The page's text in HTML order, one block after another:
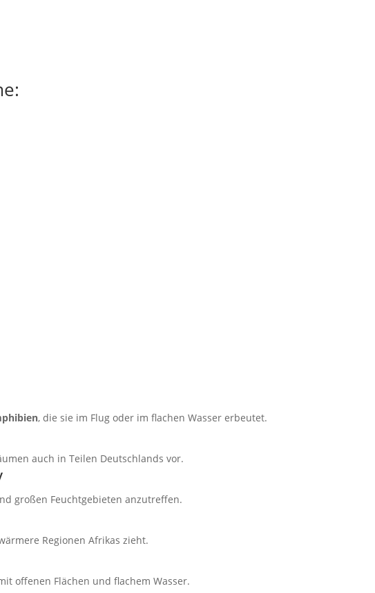
, die sie im Flug oder im flachen Wasser erbeutet.
auch in Teilen Deutschlands vor.
großen Feuchtgebieten anzutreffen.
Regionen Afrikas zieht.
offenen Flächen und flachem Wasser.